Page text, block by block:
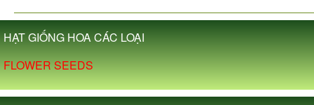
HẠT GIỐNG HOA CÁC LOẠI
FLOWER SEEDS